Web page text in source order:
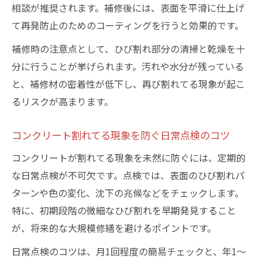
相談が推奨されます。補修後には、表面を平滑に仕上げ
て再発防止のためのコーティングを行うと効果的です。
補修時の注意点として、ひび割れ部分の清掃と乾燥を十
分に行うことが挙げられます。汚れや水分が残っている
と、補修材の密着性が低下し、再び割れてる現象が起こ
るリスクが高まります。
コンクリート割れてる現象を防ぐ日常点検のコツ
コンクリートが割れてる現象を未然に防ぐには、定期的
な日常点検が不可欠です。点検では、表面のひび割れパ
ターンや色の変化、沈下の兆候などをチェックします。
特に、初期段階の微細なひび割れを早期発見すること
が、将来的な大規模修繕を避けるポイントです。
日常点検のコツは、月1回程度の簡易チェックと、年1～